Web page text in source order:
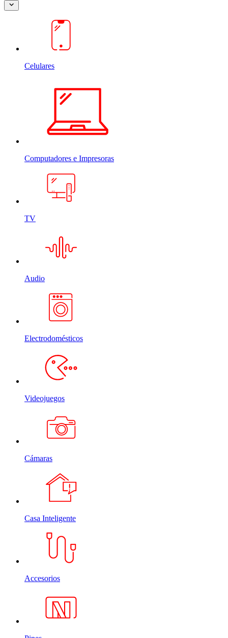
Celulares
Computadores e Impresoras
TV
Audio
Electrodomésticos
Videojuegos
Cámaras
Casa Inteligente
Accesorios